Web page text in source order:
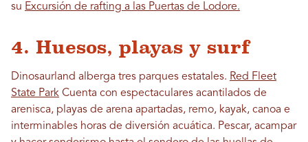
su Excursión de rafting a las Puertas de Lodore.
4. Huesos, playas y surf
Dinosaurland alberga tres parques estatales. Red Fleet
State Park Cuenta con espectaculares acantilados de
arenisca, playas de arena apartadas, remo, kayak, canoa e
interminables horas de diversión acuática. Pescar, acampar